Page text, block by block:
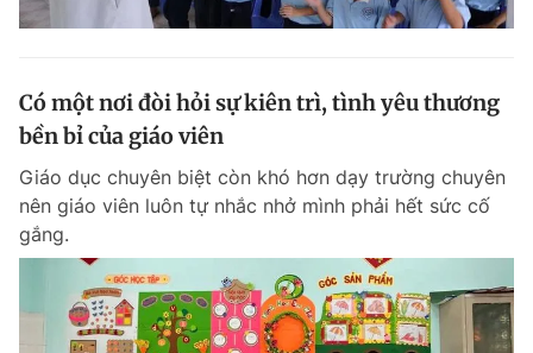
Có một nơi đòi hỏi sự kiên trì, tình yêu thương
bền bỉ của giáo viên
Giáo dục chuyên biệt còn khó hơn dạy trường chuyên
nên giáo viên luôn tự nhắc nhở mình phải hết sức cố
gắng.